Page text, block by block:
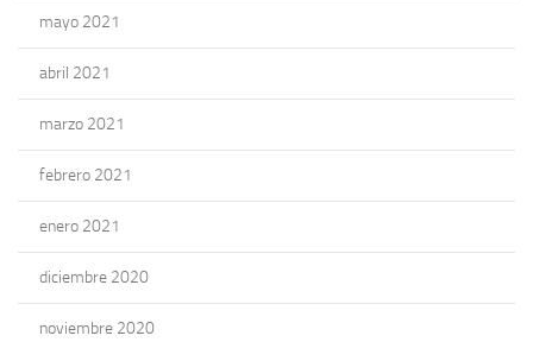
mayo 2021
abril 2021
marzo 2021
febrero 2021
enero 2021
diciembre 2020
noviembre 2020